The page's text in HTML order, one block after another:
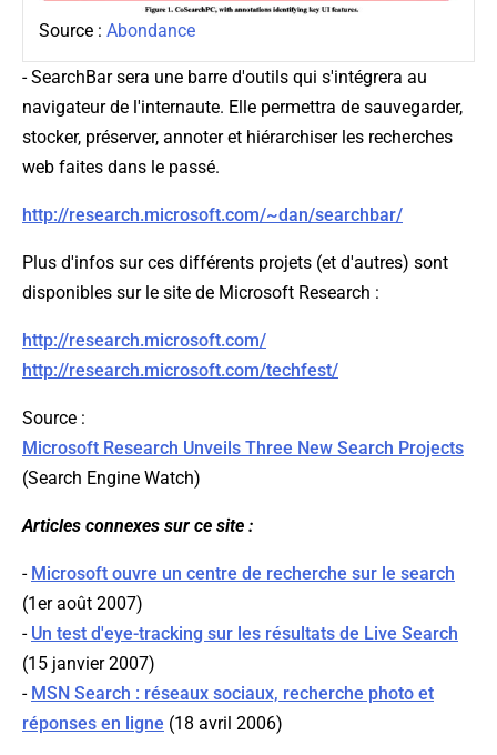
Source : Abondance
-SearchBarsera une barre d'outils qui s'intégrera au
navigateur de l'internaute. Elle permettra de sauvegarder,
stocker, préserver, annoter et hiérarchiser les recherches
web faites dans le passé.
http://research.microsoft.com/~dan/searchbar/
Plus d'infos sur ces différents projets (et d'autres) sont
disponibles sur le site de Microsoft Research :
http://research.microsoft.com/
http://research.microsoft.com/techfest/
Source :
Microsoft Research Unveils Three New Search Projects
(Search Engine Watch)
Articles connexes sur ce site :
- Microsoft ouvre un centre de recherche sur le search
(1er août 2007)
- Un test d'eye-tracking sur les résultats de Live Search
(15 janvier 2007)
- MSN Search : réseaux sociaux, recherche photo et
réponses en ligne (18 avril 2006)